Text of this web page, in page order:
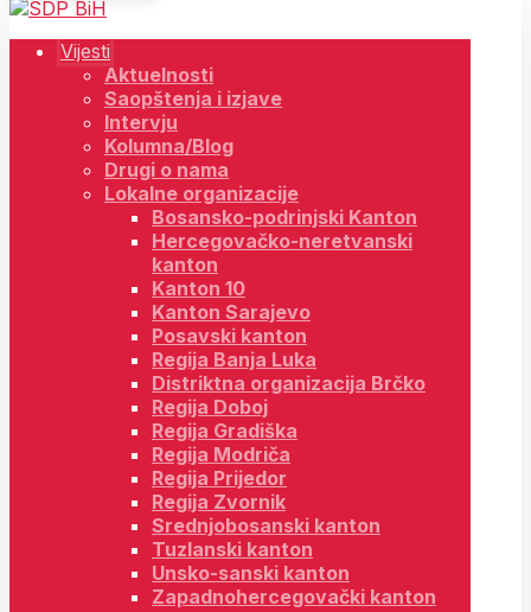
Vijesti
Aktuelnosti
Saopštenja i izjave
Intervju
Kolumna/Blog
Drugi o nama
Lokalne organizacije
Bosansko-podrinjski Kanton
Hercegovačko-neretvanski
kanton
Kanton 10
Kanton Sarajevo
Posavski kanton
Regija Banja Luka
Distriktna organizacija Brčko
Regija Doboj
Regija Gradiška
Regija Modriča
Regija Prijedor
Regija Zvornik
Srednjobosanski kanton
Tuzlanski kanton
Unsko-sanski kanton
Zapadnohercegovački kanton